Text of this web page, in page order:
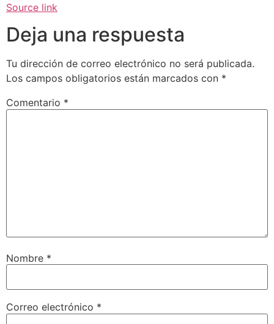
Source link
Deja una respuesta
Tu dirección de correo electrónico no será publicada.
Los campos obligatorios están marcados con *
Comentario *
Nombre *
Correo electrónico *